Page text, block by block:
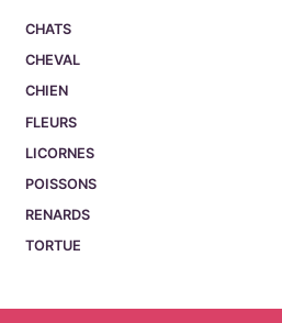
CHATS
CHEVAL
CHIEN
FLEURS
LICORNES
POISSONS
RENARDS
TORTUE